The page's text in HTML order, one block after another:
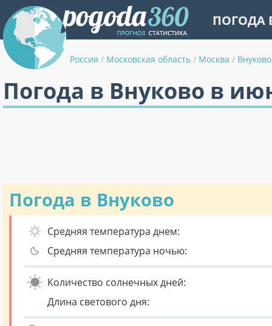
ПОГОДА
Россия / Московская область / Москва / Внуково
Погода в Внуково в
Погода в Внуково
Средняя температура днем:
Средняя температура ночью:
Количество солнечных дней:
Длина светового дня: